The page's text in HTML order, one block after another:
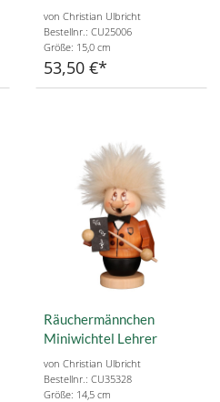
von Christian Ulbricht
Bestellnr.: CU25006
Größe: 15,0 cm
53,50 €
Räuchermännchen
Miniwichtel Lehrer
von Christian Ulbricht
Bestellnr.: CU35328
Größe: 14,5 cm